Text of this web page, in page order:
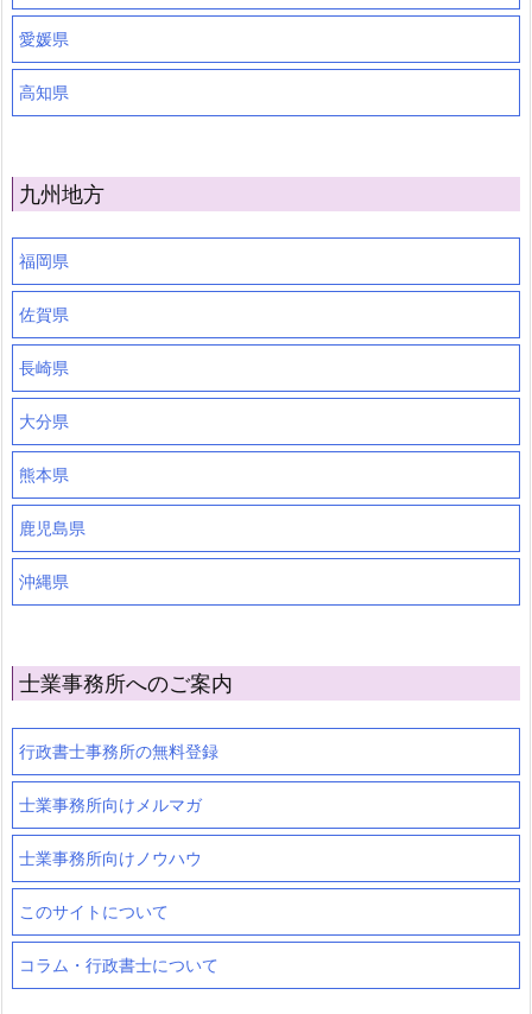
愛媛県
高知県
九州地方
福岡県
佐賀県
長崎県
大分県
熊本県
鹿児島県
沖縄県
士業事務所へのご案内
行政書士事務所の無料登録
士業事務所向けメルマガ
士業事務所向けノウハウ
このサイトについて
コラム・行政書士について